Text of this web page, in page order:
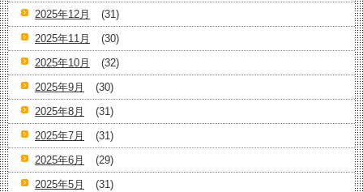
2025年12月
(31)
2025年11月
(30)
2025年10月
(32)
2025年9月
(30)
2025年8月
(31)
2025年7月
(31)
2025年6月
(29)
2025年5月
(31)